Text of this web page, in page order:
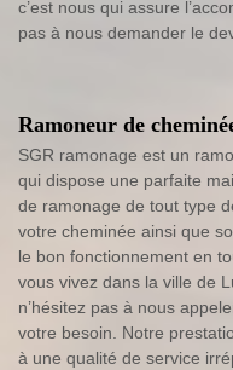
c’est nous qui assure
pas à nous demander le
Ramoneur de
SGR ramonage est un
qui dispose une parfaite
de ramonage de tout type
votre cheminée ainsi que
le bon fonctionnement en
vous vivez dans la ville de
n’hésitez pas à nous
votre besoin. Notre
à une qualité de service